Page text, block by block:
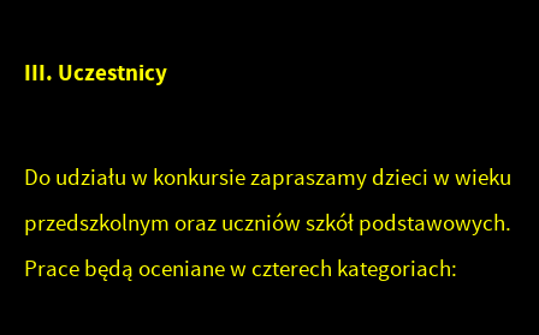
III. Uczestnicy
Do udziału w konkursie zapraszamy dzieci w wieku
przedszkolnym oraz uczniów szkół podstawowych.
Prace będą oceniane w czterech kategoriach: